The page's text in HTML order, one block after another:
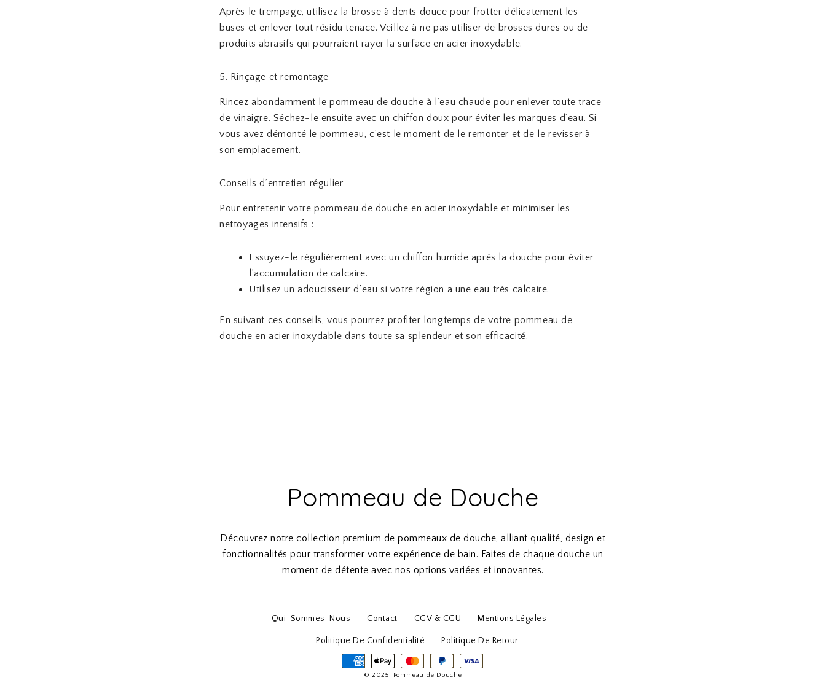
Après le trempage, utilisez la brosse à dents douce pour frotter délicatement les
buses et enlever tout résidu tenace. Veillez à ne pas utiliser de brosses dures ou de
produits abrasifs qui pourraient rayer la surface en acier inoxydable.
5. Rinçage et remontage
Rincez abondamment le pommeau de douche à l’eau chaude pour enlever toute trace
de vinaigre. Séchez-le ensuite avec un chiffon doux pour éviter les marques d’eau. Si
vous avez démonté le pommeau, c’est le moment de le remonter et de le revisser à
son emplacement.
Conseils d’entretien régulier
Pour entretenir votre pommeau de douche en acier inoxydable et minimiser les
nettoyages intensifs :
Essuyez-le régulièrement avec un chiffon humide après la douche pour éviter
l’accumulation de calcaire.
Utilisez un adoucisseur d’eau si votre région a une eau très calcaire.
En suivant ces conseils, vous pourrez profiter longtemps de votre pommeau de
douche en acier inoxydable dans toute sa splendeur et son efficacité.
Pommeau de Douche
Découvrez notre collection premium de pommeaux de douche, alliant qualité, design et
fonctionnalités pour transformer votre expérience de bain. Faites de chaque douche un
moment de détente avec nos options variées et innovantes.
Qui-Sommes-Nous Contact CGV & CGU Mentions Légales
Politique De Confidentialité Politique De Retour
© 2025, Pommeau de Douche